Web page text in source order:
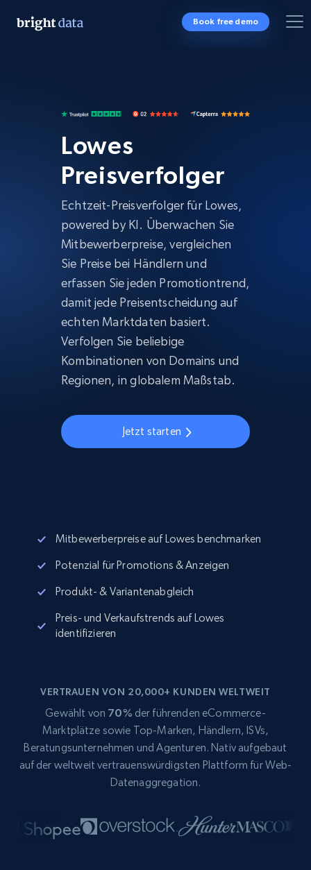
Book free demo
Lowes
Preisverfolger
Echtzeit-Preisverfolger für Lowes,
powered by KI. Überwachen Sie
Mitbewerberpreise, vergleichen
Sie Preise bei Händlern und
erfassen Sie jeden Promotiontrend,
damit jede Preisentscheidung auf
echten Marktdaten basiert.
Verfolgen Sie beliebige
Kombinationen von Domains und
Regionen, in globalem Maßstab.
Jetzt starten
Mitbewerberpreise auf Lowes benchmarken
Potenzial für Promotions & Anzeigen
Produkt- & Variantenabgleich
Preis- und Verkaufstrends auf Lowes
identifizieren
VERTRAUEN VON 20,000+ KUNDEN WELTWEIT
Gewählt von 70% der führenden eCommerce-
Marktplätze sowie Top-Marken, Händlern, ISVs,
Beratungsunternehmen und Agenturen. Nativ aufgebaut
auf der weltweit vertrauenswürdigsten Plattform für Web-
Datenaggregation.